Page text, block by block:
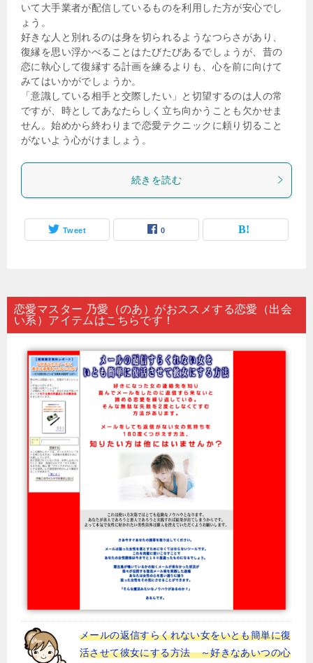
いて大手業者が配信しているものを利用した方が安心でし
ょう。
好きな人と別れるのは身を切られるようなつらさがあり、
復縁を思い浮かべることはたびたびあるでしょうが、昔の
恋に執心して復縁する計画を練るよりも、心を前に向けて
みてはいかがでしょうか。
「意識している相手と交際したい」と切望するのは人の常
ですが、時としてあなたらしく立ち向かうことも欠かせま
せん。始めから終わりまで恋愛テクニックに頼り切ること
がないよう心がけましょう。
続きを読む
Tweet 0
恋愛マスター 乃愛（のあ）がおススメする恋愛（出会
い系）アイテムはこちらです！
メールの返信すらくれない女をいとも簡単に復
活させて彼女にする方法 ～好きなあいつの心